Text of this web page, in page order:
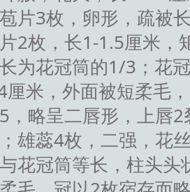
片3枚，卵形，疏被
2枚，长1-1.5厘米，
为花冠筒的1/3；花
厘米，外面被短柔毛
，略呈二唇形，上唇
雄蕊4枚，二强，花
花冠筒等长，柱头头